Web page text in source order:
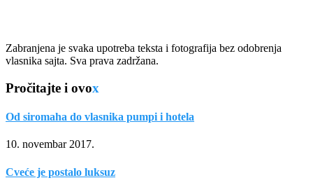
Zabranjena je svaka upotreba teksta i fotografija bez odobrenja
vlasnika sajta. Sva prava zadržana.
Pročitajte i ovox
Od siromaha do vlasnika pumpi i hotela
10. novembar 2017.
Cveće je postalo luksuz